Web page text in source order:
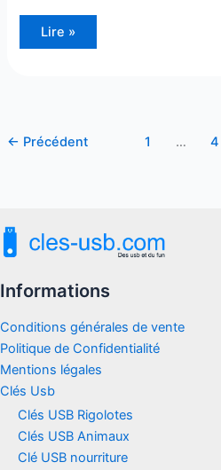
Lire »
← Précédent 1 … 4
Informations
Conditions générales de vente
Politique de Confidentialité
Mentions légales
Clés Usb
Clés USB Rigolotes
Clés USB Animaux
Clé USB nourriture